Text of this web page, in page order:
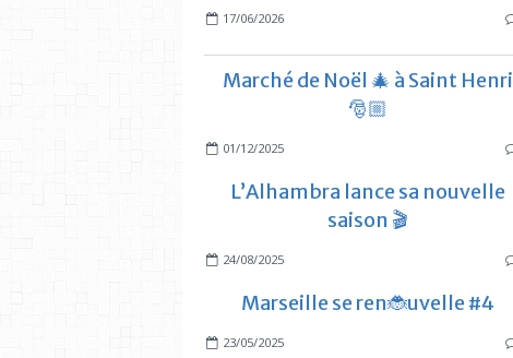
17/06/2026
Marché de Noël 🎄 à Saint Henri
🎅🏼
01/12/2025
L’Alhambra lance sa nouvelle
saison 🎬
24/08/2025
Marseille se ren🐞uvelle #4
23/05/2025